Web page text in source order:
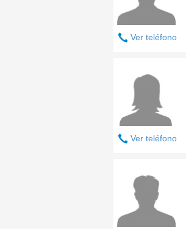
Ver teléfono
Ver teléfono